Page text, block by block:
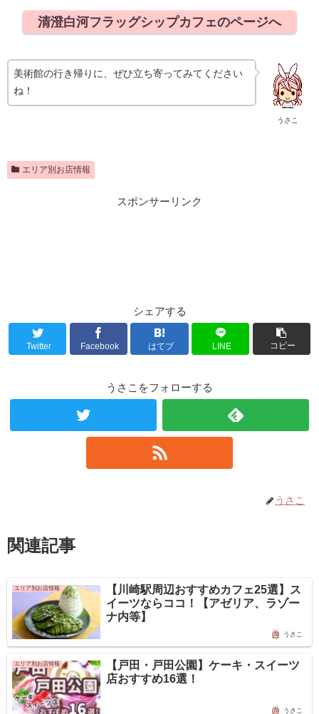
清澄白河フラッグシップカフェのページへ
うさこ
美術館の行き帰りに、ぜひ立ち寄ってみてください
ね！
エリア別お店情報
スポンサーリンク
シェアする
Twitter Facebook はてブ LINE コピー
うさこをフォローする
うさこ
関連記事
エリア別お店情報
【川崎駅周辺おすすめカフェ25選】ス
イーツならココ！【アゼリア、ラゾー
ナ内等】
うさこ
エリア別お店情報
【戸田・戸田公園】ケーキ・スイーツ
店おすすめ16選！
うさこ